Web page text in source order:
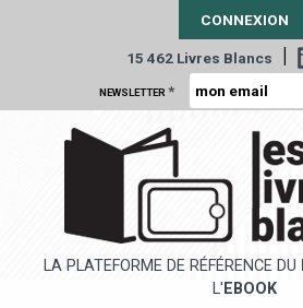
CONNEXION
15 462 Livres Blancs |
NEWSLETTER *
LA PLATEFORME DE RÉFÉRENCE DU
L' EBOOK